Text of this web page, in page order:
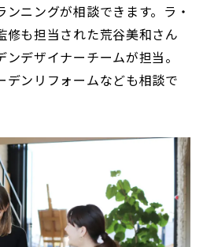
ニングが相談できます。ラ・
修も担当された荒谷美和さん
デザイナーチームが担当。
デンリフォームなども相談で